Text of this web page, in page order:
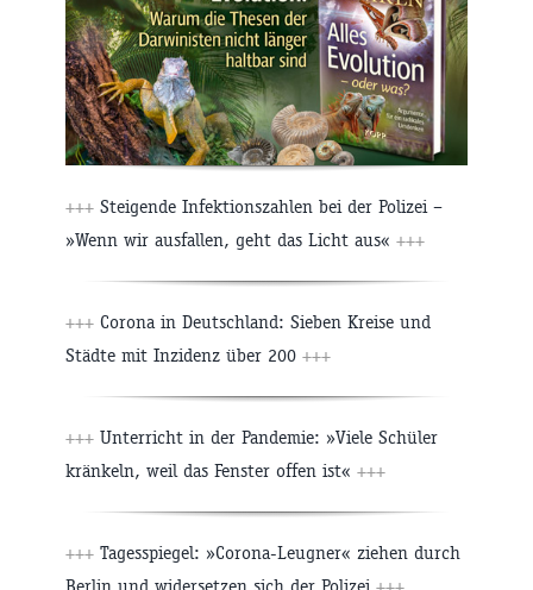
+++ Steigende Infektionszahlen bei der Polizei –
»Wenn wir ausfallen, geht das Licht aus« +++
+++ Corona in Deutschland: Sieben Kreise und
Städte mit Inzidenz über 200 +++
+++ Unterricht in der Pandemie: »Viele Schüler
kränkeln, weil das Fenster offen ist« +++
+++ Tagesspiegel: »Corona-Leugner« ziehen durch